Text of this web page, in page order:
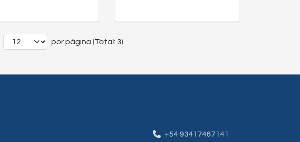
por página (Total: 3)
+54 93417467141